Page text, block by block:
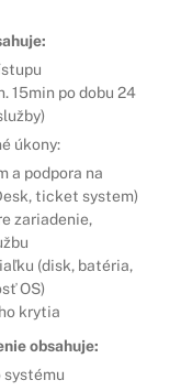
15min po dobu 24
úkony:
a podpora na
ticket system)
zariadenie,
(disk, batéria,
OS)
krytia
obsahuje:
systému